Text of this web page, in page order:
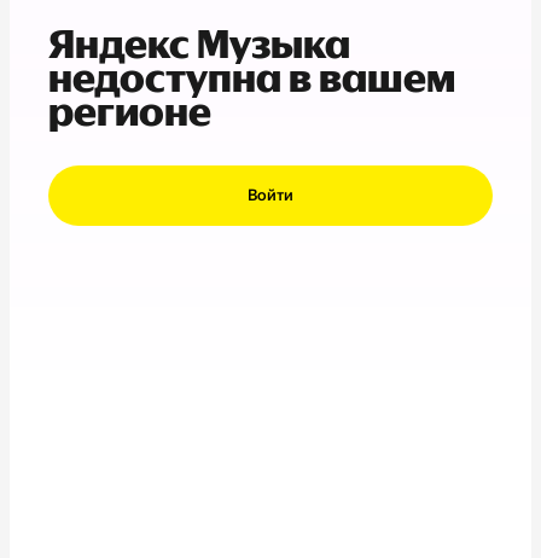
Яндекс Музыка
недоступна в вашем
регионе
Войти